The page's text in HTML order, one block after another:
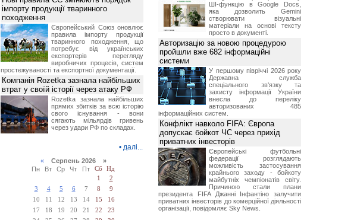
імпорту продукції тваринного
походження
Європейський Союз оновлює
правила імпорту продукції
тваринного походження, що
потребує від українських
експортерів перегляду
виробничих процесів, систем
простежуваності та експортної документації.
Компанія Rozetka зазнала найбільших
втрат у своїй історії через атаку РФ
Rozetka зазнала найбільших
прямих збитків за всю історію
свого існування - вони
сягають мільярдів гривень
через удари РФ по складах.
• далі...
«Серпень 2026 »
Пн
Вт Ср Чт Пт Сб
Нд
1
2
3
4 5 6 7 8
9
10
11 12 13 14 15
16
17
18 19 20 21 22
23
ШІ-функцію в Google Docs,
яка дозволить Gemini
створювати візуальні
матеріали на основі тексту
просто в документі.
Авторизацію за новою процедурою
пройшли вже 682 інформаційні
системи
У першому півріччі 2026 року
Державна служба
спеціального зв'язку та
захисту інформації України
внесла до переліку
авторизованих 485
інформаційних систем.
Конфлікт навколо FIFA: Європа
допускає бойкот ЧС через прихід
приватних інвесторів
Європейські футбольні
федерації розглядають
можливість застосування
крайнього заходу - бойкоту
майбутніх чемпіонатів світу.
Причиною стали плани
президента FIFA Джанні Інфантіно залучити
приватних інвесторів до комерційної діяльності
організації, повідомляє Sky News.